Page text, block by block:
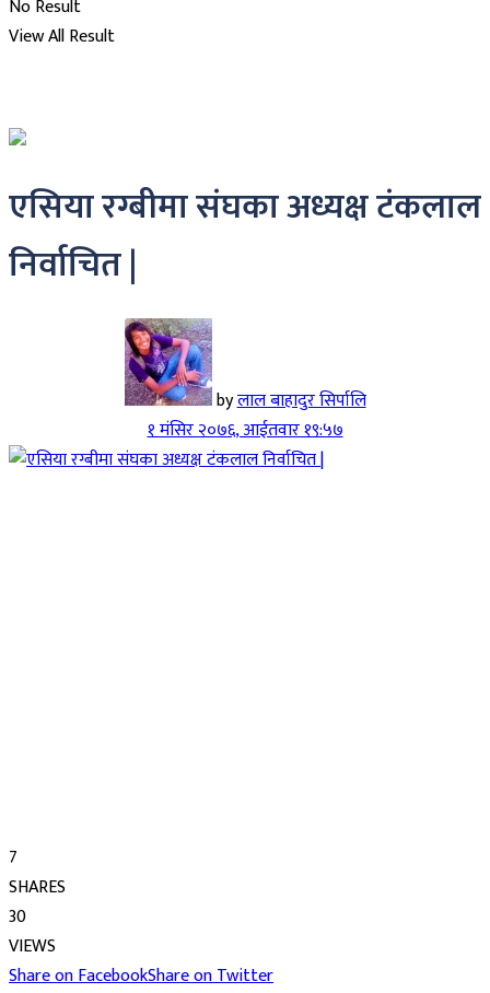
No Result
View All Result
एसिया रग्बीमा संघका अध्यक्ष टंकलाल
निर्वाचित |
byलाल बाहादुर सिर्पालि
१ मंसिर २०७६, आईतवार १९:५७
7
SHARES
30
VIEWS
Share on FacebookShare on Twitter